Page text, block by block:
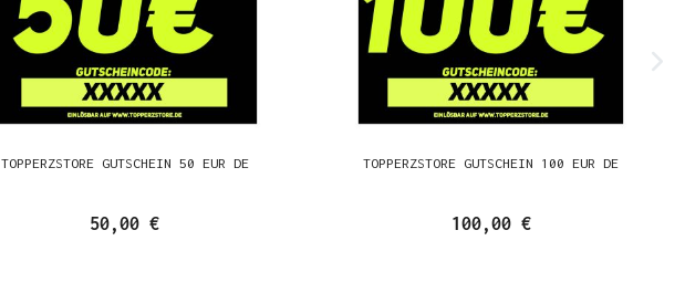
TOPPERZSTORE GUTSCHEIN 50 EUR DE
50,00 €
TOPPERZSTORE GUTSCHEIN 100 EUR DE
100,00 €